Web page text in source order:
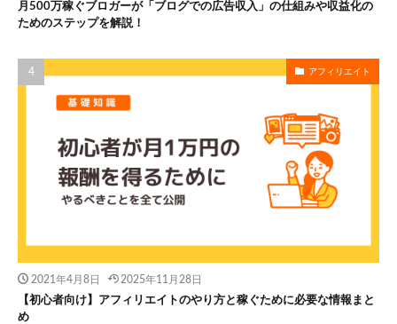
月500万稼ぐブロガーが「ブログでの広告収入」の仕組みや収益化の
ためのステップを解説！
アフィリエイト
2021年4月8日 2025年11月28日
【初心者向け】アフィリエイトのやり方と稼ぐために必要な情報まと
め